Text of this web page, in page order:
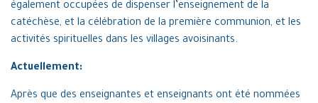
également occupées de dispenser l’enseignement de la
catéchèse, et la célébration de la première communion, et les
activités spirituelles dans les villages avoisinants.
Actuellement:
Après que des enseignantes et enseignants ont été nommées